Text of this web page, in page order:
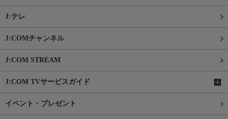
J:テレ
J:COMチャンネル
J:COM STREAM
J:COM TVサービスガイド
イベント・プレゼント